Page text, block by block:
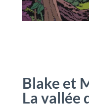
Blake et
La vallée